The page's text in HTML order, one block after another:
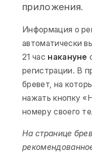
приложения.
Информация о
автоматически
21 час накануне
регистрации. В
бревет, на
нажать кнопку
номеру своего
На странице